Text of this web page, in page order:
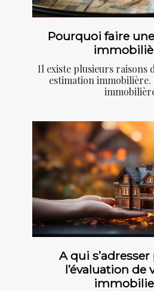
Pourquoi faire
Il existe plusieurs raisons
estimation immobilière.
A qui
l’évaluation de